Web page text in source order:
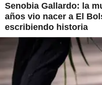
Senobia Gallardo: la
años vio nacer a El
escribiendo historia